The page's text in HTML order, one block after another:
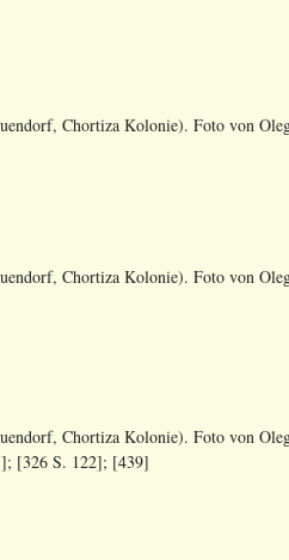
Chortiza Kolonie). Foto von
Chortiza Kolonie). Foto von
Chortiza Kolonie). Foto von
[326 S. 122]; [439]